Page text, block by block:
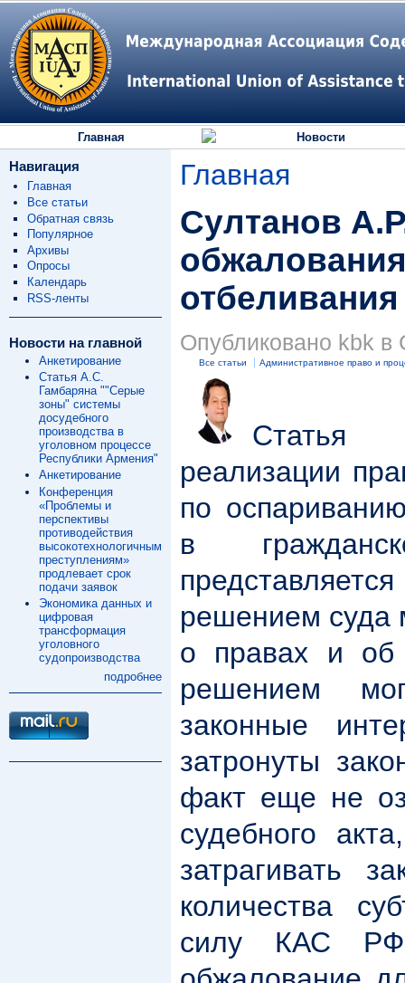
Главная Новости
Навигация
Главная
Все статьи
Обратная связь
Популярное
Архивы
Опросы
Календарь
RSS-ленты
Новости на главной
Анкетирование
Статья А.С.
Гамбаряна ""Серые
зоны" системы
досудебного
производства в
уголовном процессе
Республики Армения"
Анкетирование
Конференция
«Проблемы и
перспективы
противодействия
высокотехнологичным
преступлениям»
продлевает срок
подачи заявок
Экономика данных и
цифровая
трансформация
уголовного
судопроизводства
подробнее
Главная
Султанов
Опубликовано kbk в
Все статьи Административное право и
Статья
реализации
по
в
решением суда
о правах и об
решением
законные
затронуты
факт еще не
судебного
затрагивать
количества
силу КАС